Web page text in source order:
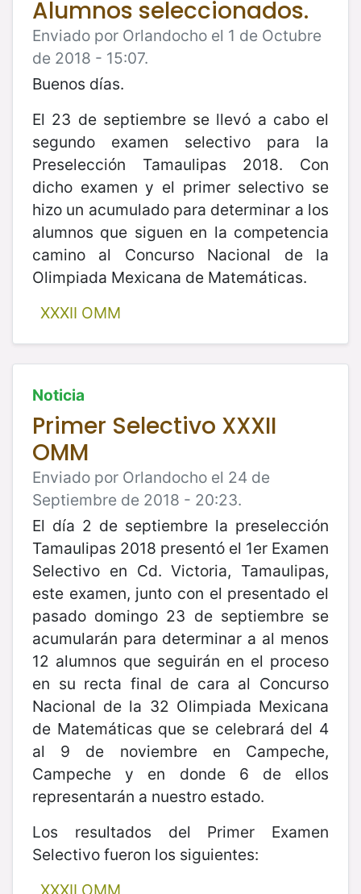
Alumnos seleccionados.
Enviado por Orlandocho el 1 de Octubre
de 2018 - 15:07.
Buenos días.
El 23 de septiembre se llevó a cabo el
segundo examen selectivo para la
Preselección Tamaulipas 2018. Con
dicho examen y el primer selectivo se
hizo un acumulado para determinar a los
alumnos que siguen en la competencia
camino al Concurso Nacional de la
Olimpiada Mexicana de Matemáticas.
XXXII OMM
Noticia
Primer Selectivo XXXII
OMM
Enviado por Orlandocho el 24 de
Septiembre de 2018 - 20:23.
El día 2 de septiembre la preselección
Tamaulipas 2018 presentó el 1er Examen
Selectivo en Cd. Victoria, Tamaulipas,
este examen, junto con el presentado el
pasado domingo 23 de septiembre se
acumularán para determinar a al menos
12 alumnos que seguirán en el proceso
en su recta final de cara al Concurso
Nacional de la 32 Olimpiada Mexicana
de Matemáticas que se celebrará del 4
al 9 de noviembre en Campeche,
Campeche y en donde 6 de ellos
representarán a nuestro estado.
Los resultados del Primer Examen
Selectivo fueron los siguientes:
XXXII OMM